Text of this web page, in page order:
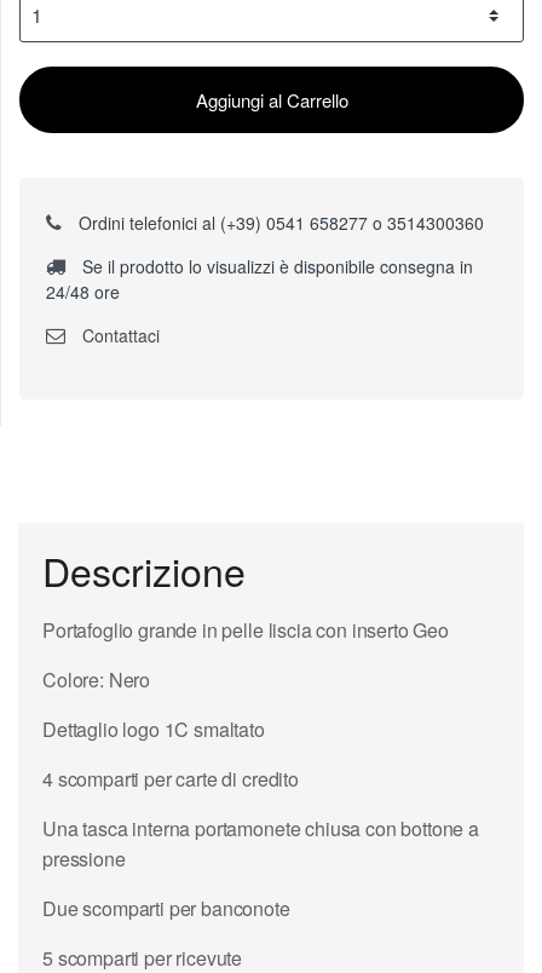
Aggiungi al Carrello
Ordini telefonici al (+39) 0541 658277 o 3514300360
Se il prodotto lo visualizzi è disponibile consegna in
24/48 ore
Contattaci
Descrizione
Portafoglio grande in pelle liscia con inserto Geo
Colore: Nero
Dettaglio logo 1C smaltato
4 scomparti per carte di credito
Una tasca interna portamonete chiusa con bottone a
pressione
Due scomparti per banconote
5 scomparti per ricevute